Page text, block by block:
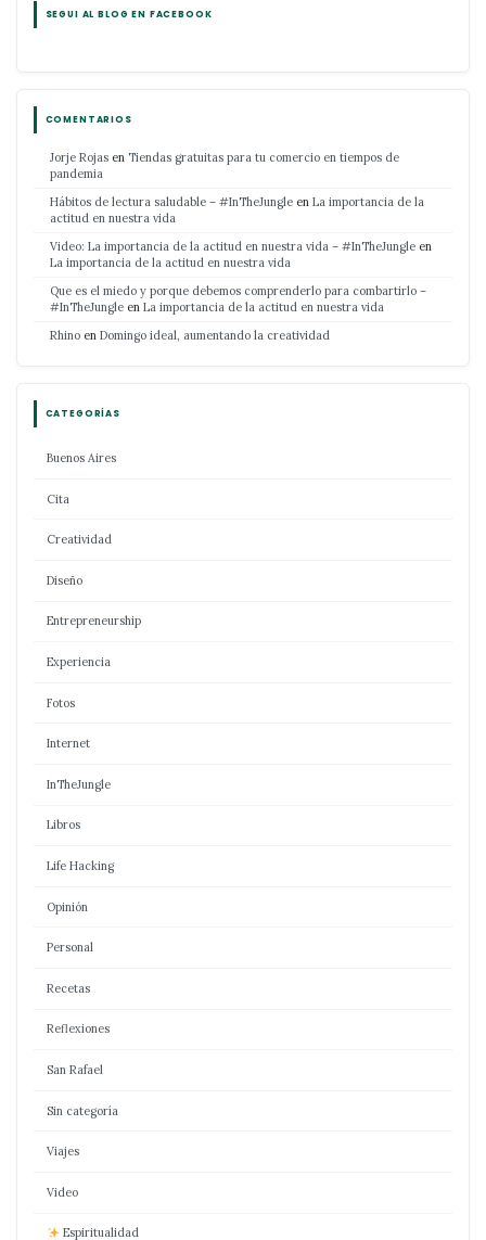
SEGUI AL BLOG EN FACEBOOK
COMENTARIOS
Jorje Rojas en Tiendas gratuitas para tu comercio en tiempos de
pandemia
Hábitos de lectura saludable – #InTheJungle en La importancia de la
actitud en nuestra vida
Video: La importancia de la actitud en nuestra vida – #InTheJungle en
La importancia de la actitud en nuestra vida
Que es el miedo y porque debemos comprenderlo para combartirlo –
#InTheJungle en La importancia de la actitud en nuestra vida
Rhino en Domingo ideal, aumentando la creatividad
CATEGORÍAS
Buenos Aires
Cita
Creatividad
Diseño
Entrepreneurship
Experiencia
Fotos
Internet
InTheJungle
Libros
Life Hacking
Opinión
Personal
Recetas
Reflexiones
San Rafael
Sin categoría
Viajes
Video
Espiritualidad